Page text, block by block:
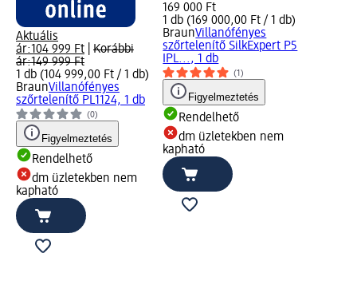
Aktuális
ár:104 999 Ft
Korábbi
ár:149 999 Ft
1 db (104 999,00 Ft / 1 db)
BraunVillanófényes
szőrtelenítő PL1124, 1 db
(0)
Figyelmeztetés
Rendelhető
dm üzletekben nem
kapható
169 000 Ft
1 db (169 000,00 Ft / 1 db)
BraunVillanófényes
szőrtelenítő SilkExpert P5
IPL..., 1 db
(1)
Figyelmeztetés
Rendelhető
dm üzletekben nem
kapható